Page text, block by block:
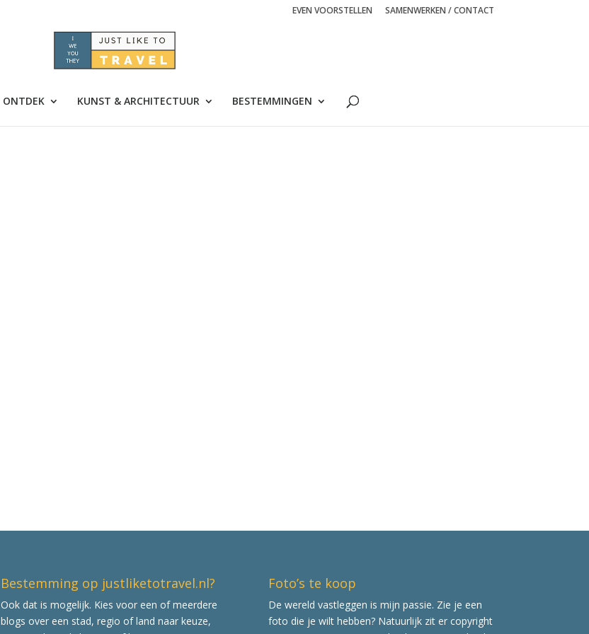
EVEN VOORSTELLEN SAMENWERKEN / CONTACT
ONTDEK KUNST & ARCHITECTUUR BESTEMMINGEN
Bestemming op justliketotravel.nl?
Ook dat is mogelijk. Kies voor een of meerdere
blogs over een stad, regio of land naar keuze,
Foto’s te koop
De wereld vastleggen is mijn passie. Zie je een
foto die je wilt hebben? Natuurlijk zit er copyright